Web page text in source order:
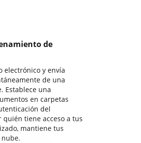
de
electrónico y envía
de una
Establece una
en carpetas
del
tiene acceso a tus
mantiene tus